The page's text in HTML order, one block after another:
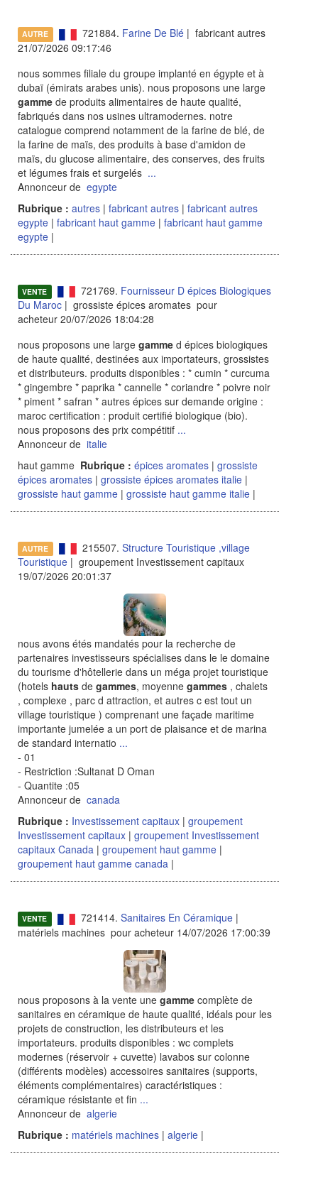
AUTRE 721884. Farine De Blé| fabricant autres
21/07/2026 09:17:46
nous sommes filiale du groupe implanté en égypte et à
dubaï (émirats arabes unis). nous proposons une large
gamme de produits alimentaires de haute qualité,
fabriqués dans nos usines ultramodernes. notre
catalogue comprend notamment de la farine de blé, de
la farine de maïs, des produits à base d'amidon de
maïs, du glucose alimentaire, des conserves, des fruits
et légumes frais et surgelés ...
Annonceur de egypte
Rubrique : autres | fabricant autres | fabricant autres
egypte | fabricant haut gamme | fabricant haut gamme
egypte |
VENTE 721769. Fournisseur D épices Biologiques
Du Maroc | grossiste épices aromates pour
acheteur 20/07/2026 18:04:28
nous proposons une large gamme d épices biologiques
de haute qualité, destinées aux importateurs, grossistes
et distributeurs. produits disponibles : * cumin * curcuma
* gingembre * paprika * cannelle * coriandre * poivre noir
* piment * safran * autres épices sur demande origine :
maroc certification : produit certifié biologique (bio).
nous proposons des prix compétitif ...
Annonceur de italie
haut gamme Rubrique : épices aromates | grossiste
épices aromates | grossiste épices aromates italie |
grossiste haut gamme | grossiste haut gamme italie |
AUTRE 215507. Structure Touristique ,village
Touristique | groupement Investissement capitaux
19/07/2026 20:01:37
nous avons étés mandatés pour la recherche de
partenaires investisseurs spécialises dans le le domaine
du tourisme d'hôtellerie dans un méga projet touristique
(hotels hauts de gammes, moyenne gammes , chalets
, complexe , parc d attraction, et autres c est tout un
village touristique ) comprenant une façade maritime
importante jumelée a un port de plaisance et de marina
de standard internatio ...
- 01
- Restriction :Sultanat D Oman
- Quantite :05
Annonceur de canada
Rubrique : Investissement capitaux | groupement
Investissement capitaux | groupement Investissement
capitaux Canada | groupement haut gamme |
groupement haut gamme canada |
VENTE 721414. Sanitaires En Céramique|
matériels machines pour acheteur 14/07/2026 17:00:39
nous proposons à la vente une gamme complète de
sanitaires en céramique de haute qualité, idéals pour les
projets de construction, les distributeurs et les
importateurs. produits disponibles : wc complets
modernes (réservoir + cuvette) lavabos sur colonne
(différents modèles) accessoires sanitaires (supports,
éléments complémentaires) caractéristiques :
céramique résistante et fin ...
Annonceur de algerie
Rubrique : matériels machines | algerie |